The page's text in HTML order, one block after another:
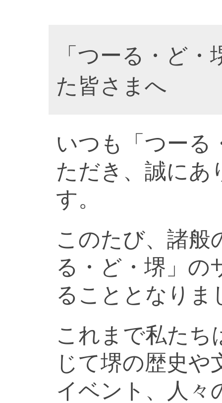
「つーる・ど
た皆さまへ
いつも「つーる
ただき、誠にあ
す。
このたび、諸般
る・ど・堺」の
ることとなりま
これまで私たち
じて堺の歴史や
イベント、人々